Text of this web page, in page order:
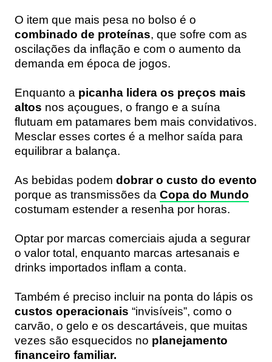
O item que mais pesa no bolso é o
combinado de proteínas, que sofre com as
oscilações da inflação e com o aumento da
demanda em época de jogos.
Enquanto a picanha lidera os preços mais
altos nos açougues, o frango e a suína
flutuam em patamares bem mais convidativos.
Mesclar esses cortes é a melhor saída para
equilibrar a balança.
As bebidas podem dobrar o custo do evento
porque as transmissões da Copa do Mundo
costumam estender a resenha por horas.
Optar por marcas comerciais ajuda a segurar
o valor total, enquanto marcas artesanais e
drinks importados inflam a conta.
Também é preciso incluir na ponta do lápis os
custos operacionais “invisíveis”, como o
carvão, o gelo e os descartáveis, que muitas
vezes são esquecidos no planejamento
financeiro familiar.